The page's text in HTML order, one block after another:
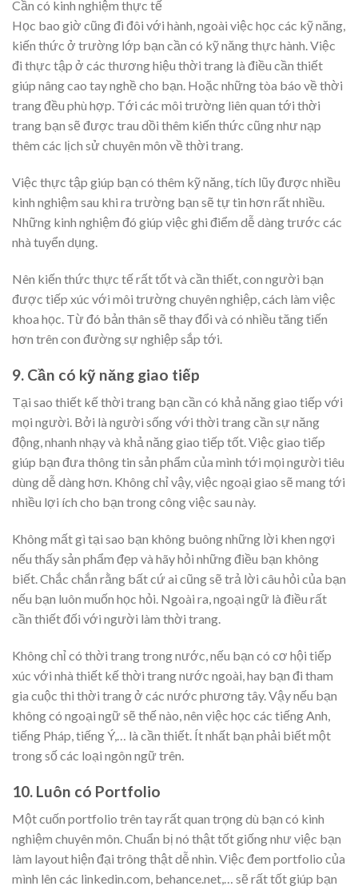
Cần có kinh nghiệm thực tế
Học bao giờ cũng đi đôi với hành, ngoài việc học các kỹ năng,
kiến thức ở trường lớp bạn cần có kỹ năng thực hành. Việc
đi thực tập ở các thương hiệu thời trang là điều cần thiết
giúp nâng cao tay nghề cho bạn. Hoặc những tòa báo về thời
trang đều phù hợp. Tới các môi trường liên quan tới thời
trang bạn sẽ được trau dồi thêm kiến thức cũng như nạp
thêm các lịch sử chuyên môn về thời trang.
Việc thực tập giúp bạn có thêm kỹ năng, tích lũy được nhiều
kinh nghiệm sau khi ra trường bạn sẽ tự tin hơn rất nhiều.
Những kinh nghiệm đó giúp việc ghi điểm dễ dàng trước các
nhà tuyển dụng.
Nên kiến thức thực tế rất tốt và cần thiết, con người bạn
được tiếp xúc với môi trường chuyên nghiệp, cách làm việc
khoa học. Từ đó bản thân sẽ thay đổi và có nhiều tăng tiến
hơn trên con đường sự nghiệp sắp tới.
9. Cần có kỹ năng giao tiếp
Tại sao thiết kế thời trang bạn cần có khả năng giao tiếp với
mọi người. Bởi là người sống với thời trang cần sự năng
động, nhanh nhạy và khả năng giao tiếp tốt. Việc giao tiếp
giúp bạn đưa thông tin sản phẩm của mình tới mọi người tiêu
dùng dễ dàng hơn. Không chỉ vậy, việc ngoại giao sẽ mang tới
nhiều lợi ích cho bạn trong công việc sau này.
Không mất gì tại sao bạn không buông những lời khen ngợi
nếu thấy sản phẩm đẹp và hãy hỏi những điều bạn không
biết. Chắc chắn rằng bất cứ ai cũng sẽ trả lời câu hỏi của bạn
nếu bạn luôn muốn học hỏi. Ngoài ra, ngoại ngữ là điều rất
cần thiết đối với người làm thời trang.
Không chỉ có thời trang trong nước, nếu bạn có cơ hội tiếp
xúc với nhà thiết kế thời trang nước ngoài, hay bạn đi tham
gia cuộc thi thời trang ở các nước phương tây. Vậy nếu bạn
không có ngoại ngữ sẽ thế nào, nên việc học các tiếng Anh,
tiếng Pháp, tiếng Ý,… là cần thiết. Ít nhất bạn phải biết một
trong số các loại ngôn ngữ trên.
10. Luôn có Portfolio
Một cuốn portfolio trên tay rất quan trọng dù bạn có kinh
nghiệm chuyên môn. Chuẩn bị nó thật tốt giống như việc bạn
làm layout hiện đại trông thật dễ nhìn. Việc đem portfolio của
mình lên các linkedin.com, behance.net,… sẽ rất tốt giúp bạn